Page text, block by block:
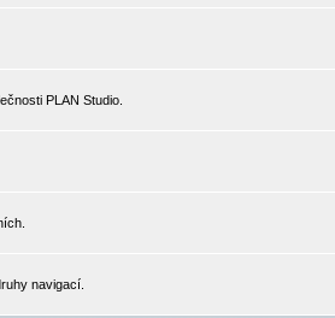
PLAN Studio.
navigací.